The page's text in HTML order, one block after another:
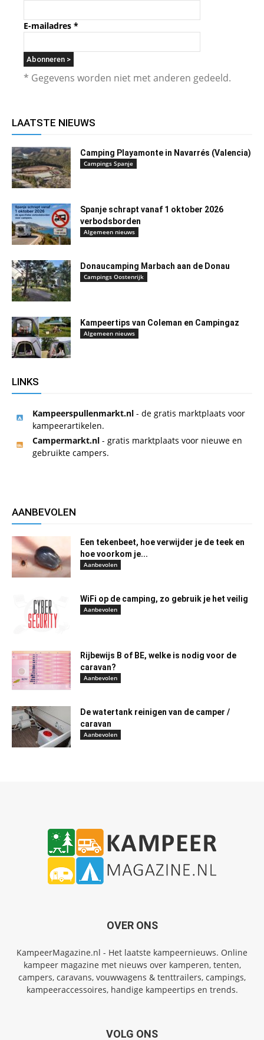
E-mailadres *
* Gegevens worden niet met anderen gedeeld.
LAATSTE NIEUWS
Camping Playamonte in Navarrés (Valencia)
Campings Spanje
Spanje schrapt vanaf 1 oktober 2026
verbodsborden
Algemeen nieuws
Donaucamping Marbach aan de Donau
Campings Oostenrijk
Kampeertips van Coleman en Campingaz
Algemeen nieuws
LINKS
Kampeerspullenmarkt.nl - de gratis marktplaats voor
kampeerartikelen.
Campermarkt.nl - gratis marktplaats voor nieuwe en
gebruikte campers.
AANBEVOLEN
Een tekenbeet, hoe verwijder je de teek en
hoe voorkom je...
Aanbevolen
WiFi op de camping, zo gebruik je het veilig
Aanbevolen
Rijbewijs B of BE, welke is nodig voor de
caravan?
Aanbevolen
De watertank reinigen van de camper /
caravan
Aanbevolen
OVER ONS
KampeerMagazine.nl - Het laatste kampeernieuws. Online
kampeer magazine met nieuws over kamperen, tenten,
campers, caravans, vouwwagens & tenttrailers, campings,
kampeeraccessoires, handige kampeertips en trends.
VOLG ONS